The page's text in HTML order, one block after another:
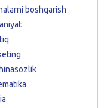
boshqarish